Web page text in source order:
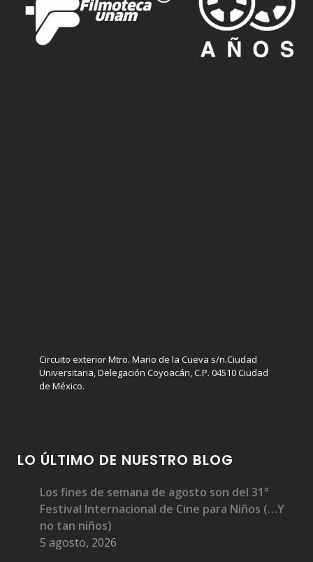
Circuito exterior Mtro. Mario de la Cueva s/n.Ciudad
Universitaria, Delegación Coyoacán, C.P. 04510 Ciudad
de México.
LO ÚLTIMO DE NUESTRO BLOG
Los fines de semana de agosto son del 31°
Festival Internacional de Cine para Niños (…Y
no tan niños)
5 agosto, 2026